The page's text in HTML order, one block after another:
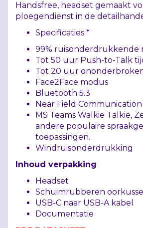
Handsfree, headset gemaakt
ploegendienst in de
Specificaties *
99% ruisonderdrukkende
Tot 50 uur Push-to-Talk
Tot 20 uur
Face2Face modus
Bluetooth 5.3
Near Field Communication
MS Teams Walkie Talkie,
andere populaire
toepassingen.
Windruisonderdrukking
Inhoud verpakking
Headset
Schuimrubberen
USB-C naar USB-A kabel
Documentatie